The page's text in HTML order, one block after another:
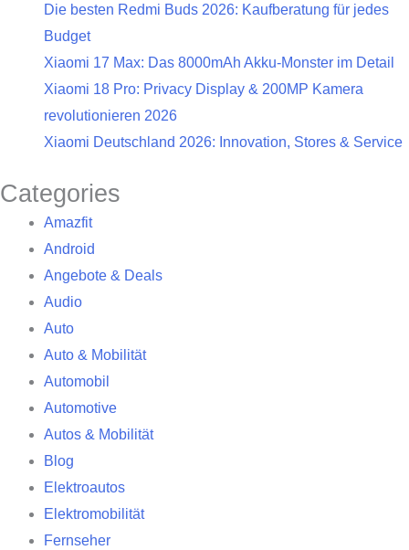
Die besten Redmi Buds 2026: Kaufberatung für jedes
Budget
Xiaomi 17 Max: Das 8000mAh Akku-Monster im Detail
Xiaomi 18 Pro: Privacy Display & 200MP Kamera
revolutionieren 2026
Xiaomi Deutschland 2026: Innovation, Stores & Service
Categories
Amazfit
Android
Angebote & Deals
Audio
Auto
Auto & Mobilität
Automobil
Automotive
Autos & Mobilität
Blog
Elektroautos
Elektromobilität
Fernseher